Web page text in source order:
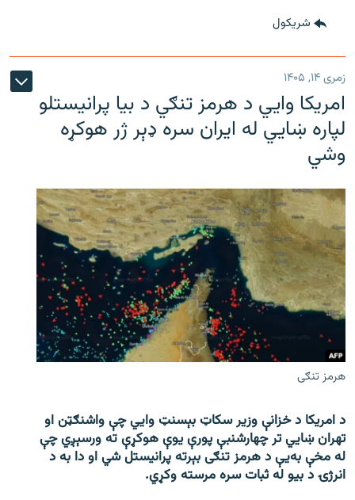
شريکول
زمری ۱۴, ۱۴۰۵
امریکا وايي د هرمز تنګي د بیا پرانیستلو
لپاره ښایي له ایران سره ډېر ژر هوکړه
وشي
هرمز تنګی
د امریکا د خزانې وزیر سکاټ بېسنټ وایي چې واشنګټن او
تهران ښايي تر چهارشنبې پورې یوې هوکړې ته ورسېږي چې
له مخې به‌یې د هرمز تنګی بېرته پرانیستل شي او دا به د
انرژۍ د بیو له ثبات سره مرسته وکړي.